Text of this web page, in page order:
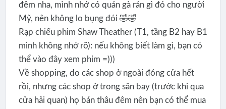
đêm nha, mình nhớ có quán gà rán gì đó cho người
Mỹ, nên không lo bụng đói 🤣🤣
Rạp chiếu phim Shaw Theather (T1, tầng B2 hay B1
mình không nhớ rõ): nếu không biết làm gì, bạn có
thể vào đây xem phim =)))
Về shopping, do các shop ở ngoài đóng cửa hết
rồi, nhưng các shop ở trong sân bay (trước khi qua
cửa hải quan) họ bán thâu đêm nên bạn có thể mua